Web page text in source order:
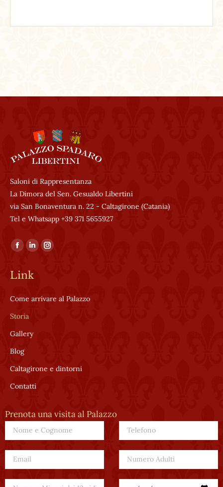
Saloni di Rappresentanza
La Dimora del Sen. Gesualdo Libertini
via San Bonaventura n. 22 - Caltagirone (Catania)
Tel e Whatsapp +39 371 5655927
Ci puoi trovare su:
Facebook
opens
new
window
Linkedin
opens
new
Instagram
new
Link
Come arrivare al Palazzo
Storia
Gallery
Blog
Caltagirone e dintorni
Contatti
Prenota una visita al Palazzo